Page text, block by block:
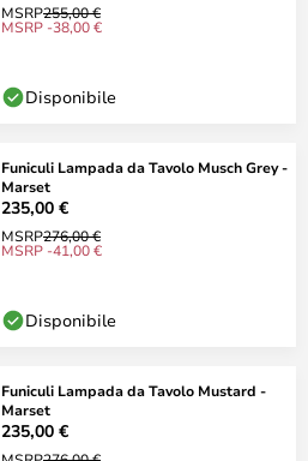
MSRP255,00 €
MSRP -38,00 €
Disponibile
Funiculi Lampada da Tavolo Musch Grey -
Marset
235,00 €
MSRP276,00 €
MSRP -41,00 €
Disponibile
Funiculi Lampada da Tavolo Mustard -
Marset
235,00 €